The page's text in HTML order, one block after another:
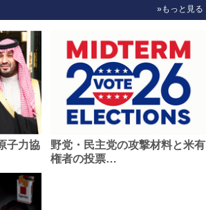
»もっと見る
子力協
野党・民主党の攻撃材料と米有
権者の投票…